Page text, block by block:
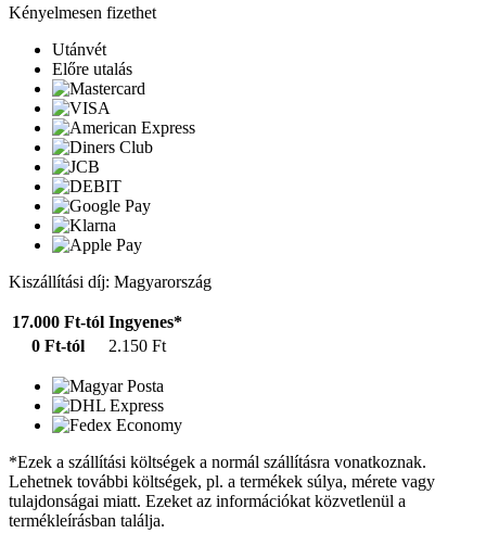
Kényelmesen fizethet
Utánvét
Előre utalás
Kiszállítási díj: Magyarország
17.000 Ft-tól Ingyenes*
0 Ft-tól
2.150 Ft
*Ezek a szállítási költségek a normál szállításra vonatkoznak.
Lehetnek további költségek, pl. a termékek súlya, mérete vagy
tulajdonságai miatt. Ezeket az információkat közvetlenül a
termékleírásban találja.